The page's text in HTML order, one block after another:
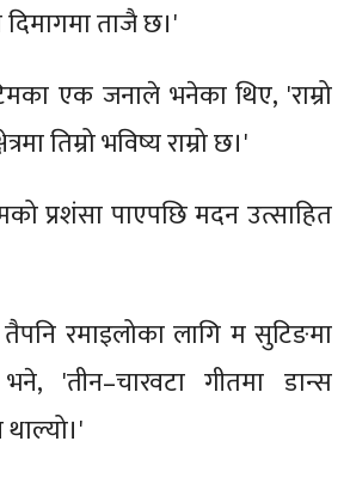
ताजै छ।'
एक जनाले भनेका थिए, 'राम्रो
तिम्रो भविष्य राम्रो छ।'
प्रशंसा पाएपछि मदन उत्साहित
रमाइलोका लागि म सुटिङमा
'तीन–चारवटा गीतमा डान्स